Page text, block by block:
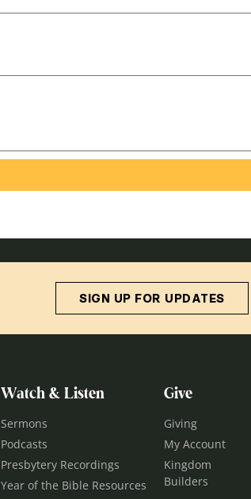
SIGN UP FOR UPDATES
Watch & Listen
Sermons
Podcasts
Presbytery Recordings
Year of the Bible Resources
Give
Giving
My Account
Kingdom
Builders